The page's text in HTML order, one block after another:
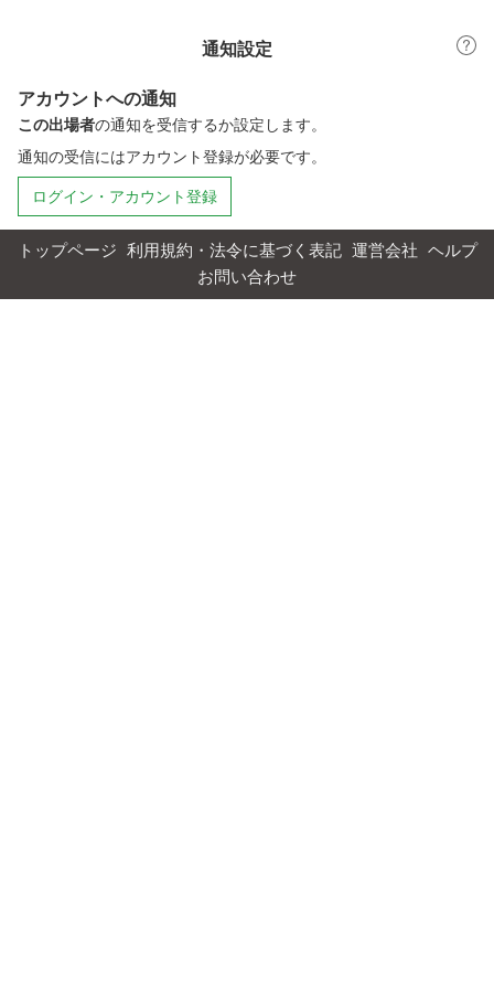
通知設定
アカウントへの通知
この出場者の通知を受信するか設定します。
通知の受信にはアカウント登録が必要です。
ログイン・アカウント登録
トップページ 利用規約・法令に基づく表記 運営会社 ヘルプ
お問い合わせ